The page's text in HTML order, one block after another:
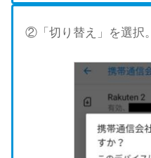
②「切り替え」を選択。